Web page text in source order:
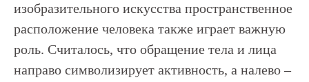
изобразительного искусства пространственное
расположение человека также играет важную
роль. Считалось, что обращение тела и лица
направо символизирует активность, а налево –